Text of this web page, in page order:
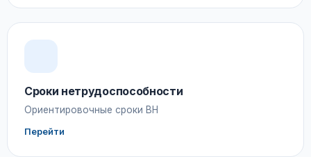
Сроки нетрудоспособности
Ориентировочные сроки ВН
Перейти